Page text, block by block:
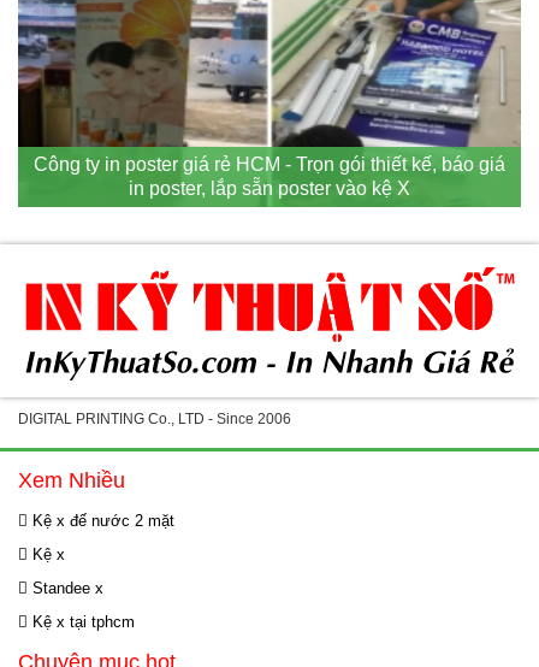
Công ty in poster giá rẻ HCM - Trọn gói thiết kế, báo giá
in poster, lắp sẵn poster vào kệ X
DIGITAL PRINTING Co., LTD - Since 2006
Xem Nhiều
Kệ x đế nước 2 mặt
Kệ x
Standee x
Kệ x tại tphcm